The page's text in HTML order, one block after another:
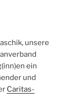
unsere
ein
und
Caritas-